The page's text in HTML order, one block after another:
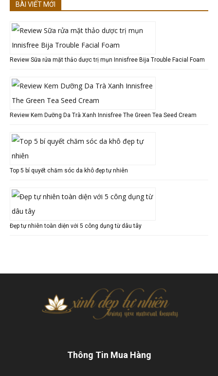
BÀI VIẾT MỚI
Review Sữa rửa mặt thảo dược trị mụn Innisfree Bija Trouble Facial Foam
Review Kem Dưỡng Da Trà Xanh Innisfree The Green Tea Seed Cream
Top 5 bí quyết chăm sóc da khô đẹp tự nhiên
Đẹp tự nhiên toàn diện với 5 công dụng từ dâu tây
Thông Tin Mua Hàng